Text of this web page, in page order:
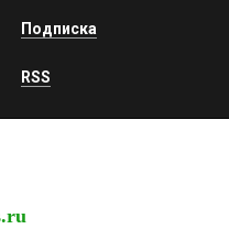
Подписка
RSS